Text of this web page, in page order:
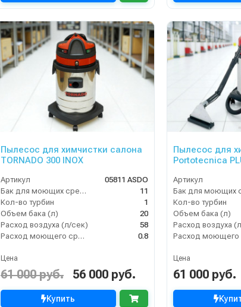
Пылесос для химчистки салона
TORNADO 300 INOX
Артикул
05811 ASDO
Бак для моющих средств
11
Кол-во турбин
1
Объем бака (л)
20
Расход воздуха (л/сек)
58
Расход моющего средства
0.8
Цена
61 000 руб. 56 000 руб.
Купить
Пылесос для
Portotecnica
Артикул
Кол-во турбин
Объем бака (л)
Расход воздуха
Цена
61 000 руб.